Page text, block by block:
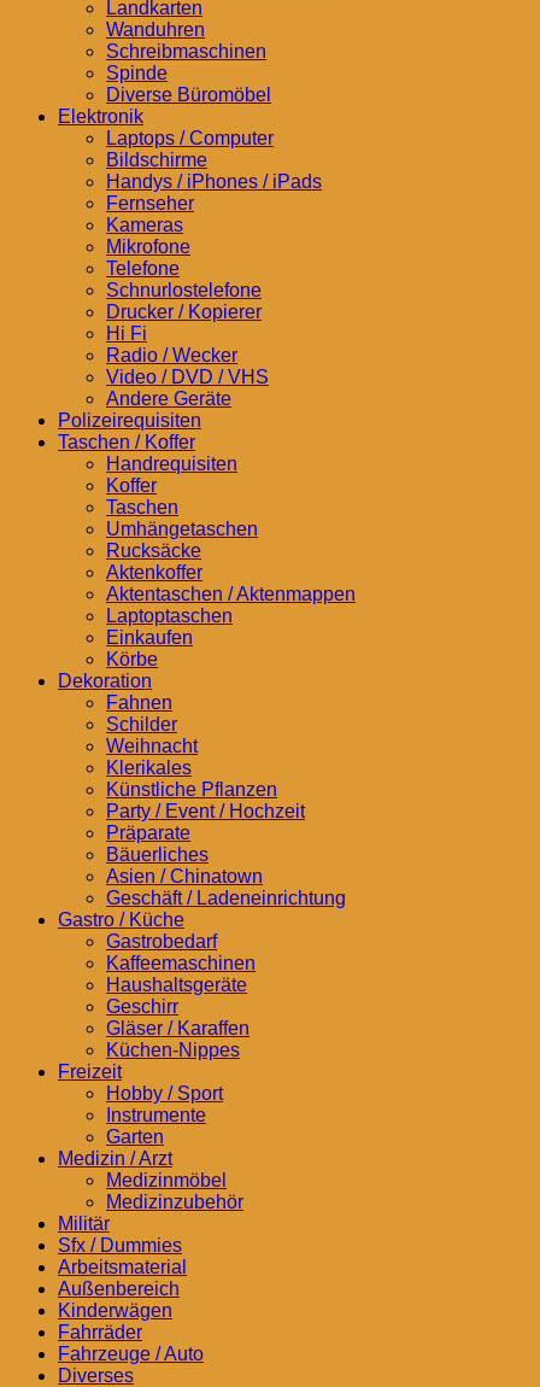
Landkarten
Wanduhren
Schreibmaschinen
Spinde
Diverse Büromöbel
Elektronik
Laptops / Computer
Bildschirme
Handys / iPhones / iPads
Fernseher
Kameras
Mikrofone
Telefone
Schnurlostelefone
Drucker / Kopierer
Hi Fi
Radio / Wecker
Video / DVD / VHS
Andere Geräte
Polizeirequisiten
Taschen / Koffer
Handrequisiten
Koffer
Taschen
Umhängetaschen
Rucksäcke
Aktenkoffer
Aktentaschen / Aktenmappen
Laptoptaschen
Einkaufen
Körbe
Dekoration
Fahnen
Schilder
Weihnacht
Klerikales
Künstliche Pflanzen
Party / Event / Hochzeit
Präparate
Bäuerliches
Asien / Chinatown
Geschäft / Ladeneinrichtung
Gastro / Küche
Gastrobedarf
Kaffeemaschinen
Haushaltsgeräte
Geschirr
Gläser / Karaffen
Küchen-Nippes
Freizeit
Hobby / Sport
Instrumente
Garten
Medizin / Arzt
Medizinmöbel
Medizinzubehör
Militär
Sfx / Dummies
Arbeitsmaterial
Außenbereich
Kinderwägen
Fahrräder
Fahrzeuge / Auto
Diverses